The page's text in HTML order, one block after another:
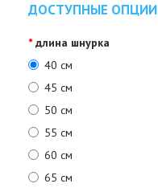
ДОСТУПНЫЕ ОПЦИИ
длина шнурка
40 см
45 см
50 см
55 см
60 см
65 см